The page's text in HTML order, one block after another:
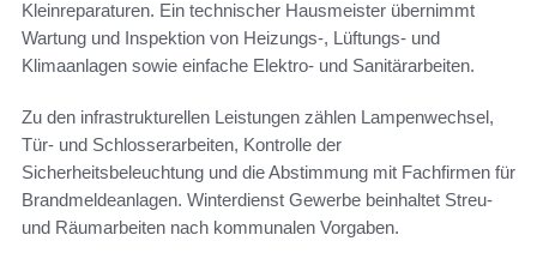
Kleinreparaturen. Ein technischer Hausmeister übernimmt
Wartung und Inspektion von Heizungs-, Lüftungs- und
Klimaanlagen sowie einfache Elektro- und Sanitärarbeiten.
Zu den infrastrukturellen Leistungen zählen Lampenwechsel,
Tür- und Schlosserarbeiten, Kontrolle der
Sicherheitsbeleuchtung und die Abstimmung mit Fachfirmen für
Brandmeldeanlagen. Winterdienst Gewerbe beinhaltet Streu-
und Räumarbeiten nach kommunalen Vorgaben.